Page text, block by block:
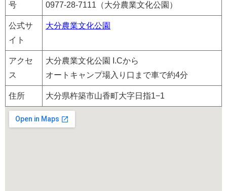
号
0977-28-7111（大分農業文化公園）
公式サ
イト
大分農業文化公園
アクセ
ス
大分農業文化公園 I.Cから
オートキャンプ場入り口まで車で約4分
住所 大分県杵築市山香町大字日指1−1